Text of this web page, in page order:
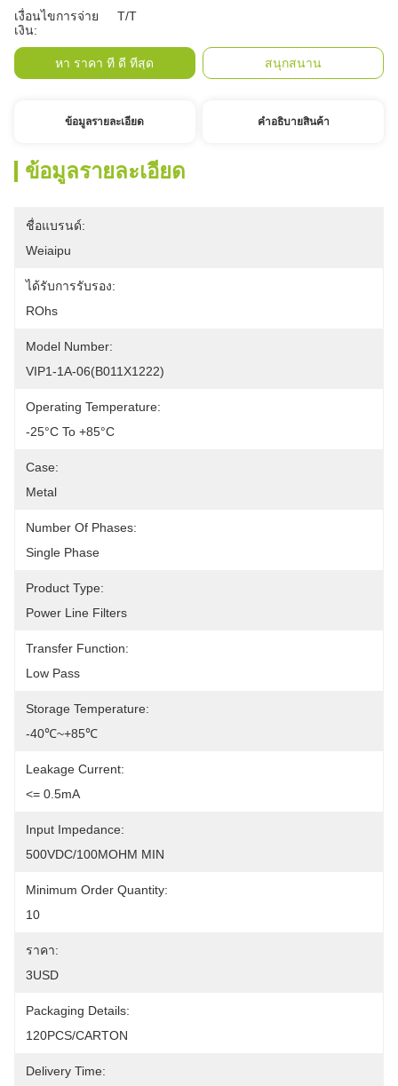
เงื่อนไขการจ่าย
เงิน:
T/T
หา ราคา ที่ ดี ที่สุด สนุกสนาน
ข้อมูลรายละเอียด คําอธิบายสินค้า
ข้อมูลรายละเอียด
ชื่อแบรนด์:
Weiaipu
ได้รับการรับรอง:
ROhs
Model Number:
VIP1-1A-06(B011X1222)
Operating Temperature:
-25°C To +85°C
Case:
Metal
Number Of Phases:
Single Phase
Product Type:
Power Line Filters
Transfer Function:
Low Pass
Storage Temperature:
-40℃~+85℃
Leakage Current:
<= 0.5mA
Input Impedance:
500VDC/100MOHM MIN
Minimum Order Quantity:
10
ราคา:
3USD
Packaging Details:
120PCS/CARTON
Delivery Time: